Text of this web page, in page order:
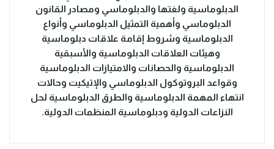
الدبلوماسية ولغتها والدبلوماسي ومصادر القانون
الدبلوماسي وأهمية التمثيل الدبلوماسي وأنواع
الدبلوماسية وشروط إقامة علاقات دبلوماسية
وهيئات العلاقات الدبلوماسية والأسبقية
الدبلوماسية والحصانات والامتيازات الدبلوماسية
وقواعد البروتوكول الدبلوماسي والإتيكيت وحالات
انتهاء المهمة الدبلوماسية والطرق الدبلوماسية لحل
النزاعات الدولية ودبلوماسية المنظمات الدولية.